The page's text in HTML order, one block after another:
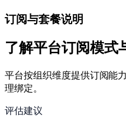
订阅与套餐说明
了解平台订阅模式
平台按组织维度提供订阅能
理绑定。
评估建议